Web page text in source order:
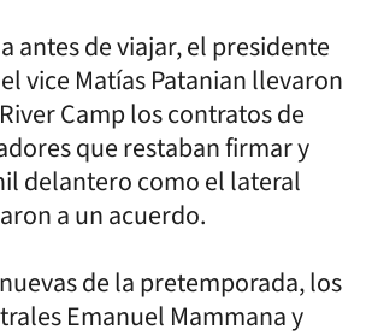
antes de viajar, el presidente
vice Matías Patanian llevaron
Camp los contratos de
que restaban firmar y
delantero como el lateral
a un acuerdo.
de la pretemporada, los
Emanuel Mammana y